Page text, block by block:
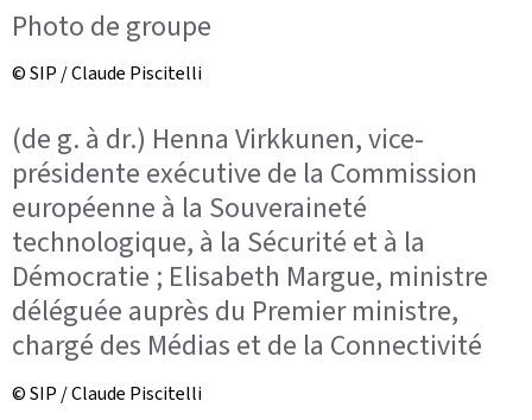
Photo de groupe
© SIP / Claude Piscitelli
(de g. à dr.) Henna Virkkunen, vice-
présidente exécutive de la Commission
européenne à la Souveraineté
technologique, à la Sécurité et à la
Démocratie ; Elisabeth Margue, ministre
déléguée auprès du Premier ministre,
chargé des Médias et de la Connectivité
© SIP / Claude Piscitelli